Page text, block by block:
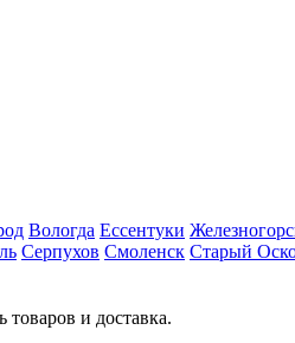
Вологда Ессентуки
Серпухов Смоленск Старый
товаров и доставка.